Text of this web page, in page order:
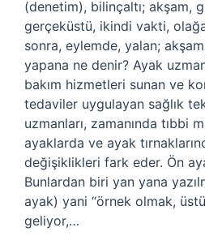
(denetim), bilinçaltı; akşam,
gerçeküstü, ikindi vakti,
sonra, eylemde, yalan;
yapana ne denir? Ayak
bakım hizmetleri sunan ve
tedaviler uygulayan sağlık
uzmanları, zamanında tıbbi
ayaklarda ve ayak
değişiklikleri fark eder. Ön
Bunlardan biri yan yana
ayak) yani “örnek olmak,
geliyor,…